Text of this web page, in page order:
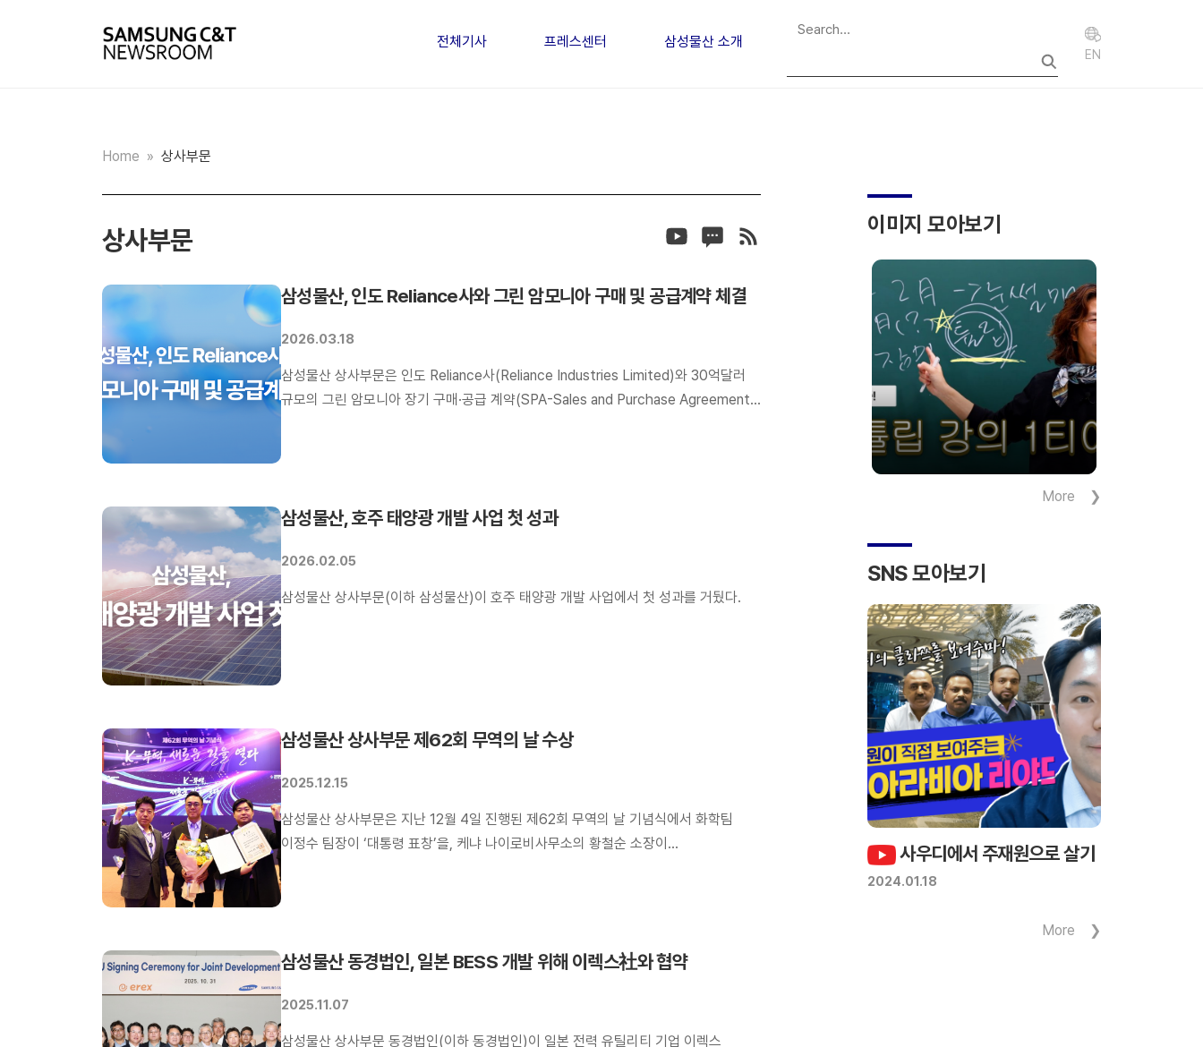
전체기사 프레스센터 삼성물산 소개
EN
Home » 상사부문
상사부문
삼성물산, 인도 Reliance사와 그린 암모니아 구매 및 공급계약 체결
2026.03.18
삼성물산 상사부문은 인도 Reliance사(Reliance Industries Limited)와 30억달러
규모의 그린 암모니아 장기 구매·공급 계약(SPA-Sales and Purchase Agreement)
삼성물산, 호주 태양광 개발 사업 첫 성과
2026.02.05
삼성물산 상사부문(이하 삼성물산)이 호주 태양광 개발 사업에서 첫 성과를 거뒀다.
삼성물산 상사부문 제62회 무역의 날 수상
2025.12.15
삼성물산 상사부문은 지난 12월 4일 진행된 제62회 무역의 날 기념식에서 화학팀
이정수 팀장이 ‘대통령 표창’을, 케냐 나이로비사무소의 황철순 소장이
삼성물산 동경법인, 일본 BESS 개발 위해 이렉스社와 협약
2025.11.07
삼성물산 상사부문 동경법인(이하 동경법인)이 일본 전력 유틸리티 기업 이렉스
이미지 모아보기
More
SNS 모아보기
사우디에서 주재원으로 살기
2024.01.18
More